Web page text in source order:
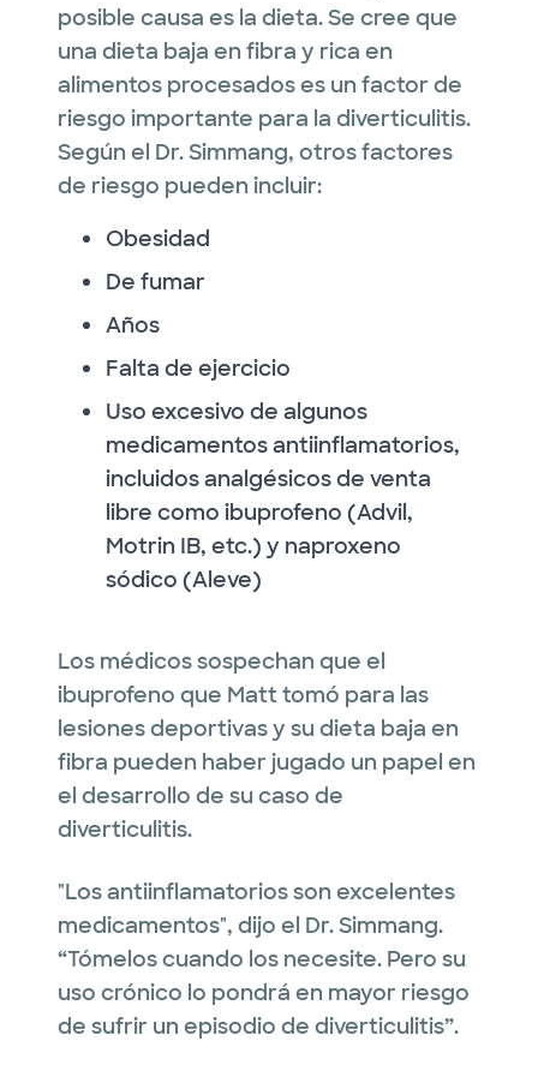
posible causa es la dieta. Se cree que
una dieta baja en fibra y rica en
alimentos procesados es un factor de
riesgo importante para la diverticulitis.
Según el Dr. Simmang, otros factores
de riesgo pueden incluir:
Obesidad
De fumar
Años
Falta de ejercicio
Uso excesivo de algunos
medicamentos antiinflamatorios,
incluidos analgésicos de venta
libre como ibuprofeno (Advil,
Motrin IB, etc.) y naproxeno
sódico (Aleve)
Los médicos sospechan que el
ibuprofeno que Matt tomó para las
lesiones deportivas y su dieta baja en
fibra pueden haber jugado un papel en
el desarrollo de su caso de
diverticulitis.
"Los antiinflamatorios son excelentes
medicamentos", dijo el Dr. Simmang.
“Tómelos cuando los necesite. Pero su
uso crónico lo pondrá en mayor riesgo
de sufrir un episodio de diverticulitis”.